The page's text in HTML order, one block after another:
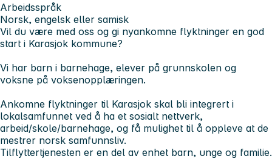
Arbeidsspråk
Norsk, engelsk eller samisk
Vil du være med oss og gi nyankomne flyktninger en god
start i Karasjok kommune?
Vi har barn i barnehage, elever på grunnskolen og
voksne på voksenopplæringen.
Ankomne flyktninger til Karasjok skal bli integrert i
lokalsamfunnet ved å ha et sosialt nettverk,
arbeid/skole/barnehage, og få mulighet til å oppleve at de
mestrer norsk samfunnsliv.
Tilflyttertjenesten er en del av enhet barn, unge og familie.